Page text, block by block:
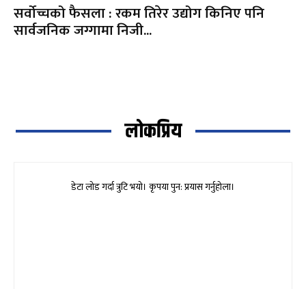
सर्वोच्चको फैसला : रकम तिरेर उद्योग किनिए पनि
सार्वजनिक जग्गामा निजी...
लोकप्रिय
डेटा लोड गर्दा त्रुटि भयो। कृपया पुन: प्रयास गर्नुहोला।